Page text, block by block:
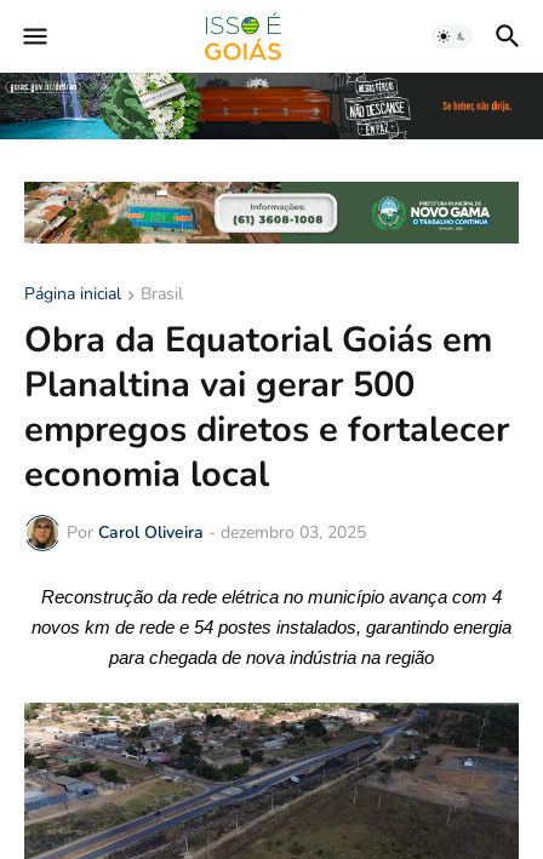
Página inicial Brasil
Obra da Equatorial Goiás em
Planaltina vai gerar 500
empregos diretos e fortalecer
economia local
Por Carol Oliveira - dezembro 03, 2025
Reconstrução da rede elétrica no município avança com 4
novos km de rede e 54 postes instalados, garantindo energia
para chegada de nova indústria na região